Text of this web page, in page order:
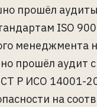
прошёл
ISO
прошёл аудит
Р ИСО 14001-
на